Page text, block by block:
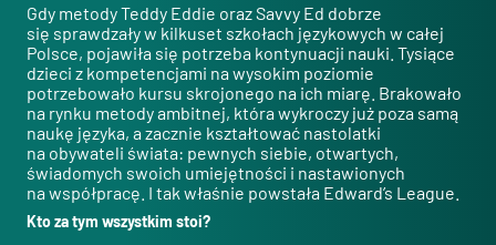
Gdy metody Teddy Eddie oraz Savvy Ed dobrze
się sprawdzały w kilkuset szkołach językowych w całej
Polsce, pojawiła się potrzeba kontynuacji nauki. Tysiące
dzieci z kompetencjami na wysokim poziomie
potrzebowało kursu skrojonego na ich miarę. Brakowało
na rynku metody ambitnej, która wykroczy już poza samą
naukę języka, a zacznie kształtować nastolatki
na obywateli świata: pewnych siebie, otwartych,
świadomych swoich umiejętności i nastawionych
na współpracę. I tak właśnie powstała Edward’s League.
Kto za tym wszystkim stoi?